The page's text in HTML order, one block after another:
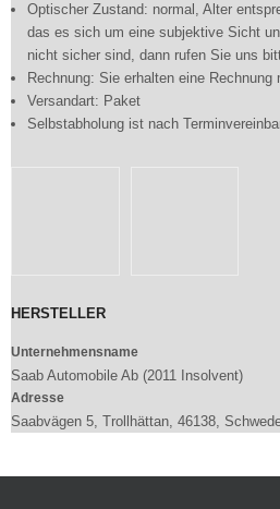
Optischer Zustand: normal, Alter
das es sich um eine subjektive Sicht
nicht sicher sind, dann rufen Sie uns
Rechnung: Sie erhalten eine
Versandart: Paket
Selbstabholung ist nach
HERSTELLER
Unternehmensname
Saab Automobile Ab (2011 Insolvent)
Adresse
Saabvägen 5, Trollhättan, 46138,